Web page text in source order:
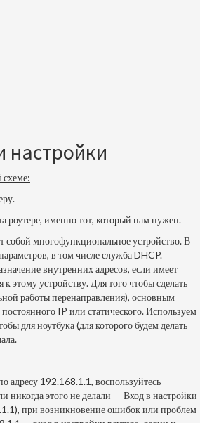
настройки
схеме:
роутере, именно тот, который нам нужен.
собой многофункциональное устройство. В
в том числе служба DHCP.
внутренних адресов, если имеет
этому устройству. Для того чтобы сделать
работы перенаправления), основным
IP или статического. Используем
для ноутбука (для которого будем делать
адресу 192.168.1.1, воспользуйтесь
никогда этого не делали — Вход в настройки
, при возникновение ошибок или проблем